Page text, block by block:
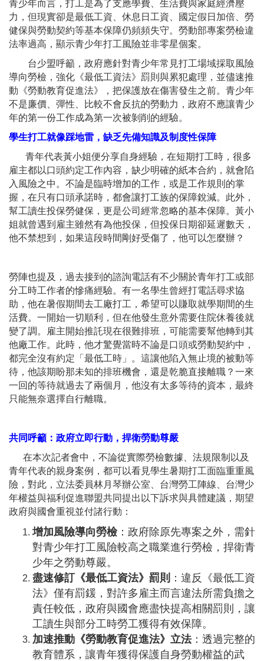
青少年而言，打工是為了支應學費、生活費與家庭經濟壓
力，但現實卻是最低工資、休息日工資、國定假日加倍、勞
健保與勞動契約等基本保障仍頻頻失守。勞動部專案勞檢違
法率過高，顯示青少年打工風險並非零星個案。
台少盟呼籲，政府應針對青少年常見打工場域採取風險
導向勞檢，強化《最低工資法》罰則與累犯處理，並儘速推
動《勞動教育促進法》，把保護放在傷害發生之前。青少年
不是廉價、彈性、比較不會反抗的勞動力，政府不應讓青少
年的第一份工作成為第一次被剝削的經驗。
學生打工就像踩地雷，缺乏先備知識及制度性保障
青年代表黃小姐便分享自身經驗，在短期打工時，很多
雇主都以口頭約定工作內容，缺少明確的紙本合約，就會陷
入風險之中。不論是臨時增加的工作，或是工作規則的掌
握，在只有口頭承諾時，都會讓打工族的保障銳減。此外，
幫工讀生投保勞健保，更是公司經常忽略的基本保障。黃小
姐就曾遇到雇主雖然有為他投保，但投保日期卻延遲數天，
他不禁想到，如果這段時間剛好受傷了，他可以怎麼辦？
勞陣也提及，過去接到的諮詢電話有不少關於青年打工或部
分工時工作者的慘痛經驗。有一名學生曾經打電話尋求協
助，他在暑假期間去工廠打工，希望可以賺取就學期間的生
活費。一開始一切順利，但在他發生意外需要住院休養後就
變了調。雇主開始推託現在很難排班，可能需要幫他轉到其
他廠工作。此時，他才驚覺當時不論是口頭或勞動契約中，
都完全沒有約定「最低工時」。這讓他陷入無止境的被動等
待，他該期盼那未知的排班機會，還是乾脆直接離職？一來
一回的等待就過去了兩個月，他沒有太多等待的資本，最終
只能無奈選擇自行離職。
共同呼籲：政府立即行動，捍衛勞動尊嚴
在本次記者會中，不論從實際勞檢數據、法規限制以及
青年代表的親身案例，都可以看見學生暑期打工面臨重重風
險，對此，立法委員林月琴辦公室、台灣勞工陣線、台灣少
年權益與福利促進聯盟共同提出以下訴求與具體建議，期望
政府與國會重視並付諸行動：
增加風險導向勞檢：政府除原先專案之外，需針
對青少年打工風險較高之職業進行勞檢，捍衛青
少年之勞動尊嚴。
盡速修訂《最低工資法》罰則 ：違反《最低工資
法》僅有罰鍰，對許多雇主而言違法所需負擔之
責任較低，政府與國會應盡快提高相關罰則，讓
工讀生與部分工時勞工獲得有效保障。
加速推動《勞動教育促進法》立法：透過完整的
教育體系，讓青年獲得保護自身勞動權益的武